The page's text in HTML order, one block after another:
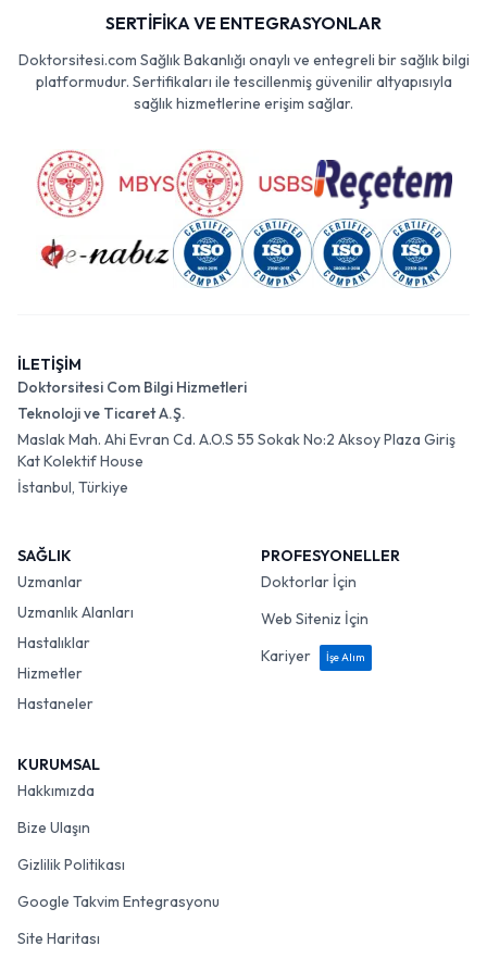
SERTİFİKA VE ENTEGRASYONLAR
Doktorsitesi.com Sağlık Bakanlığı onaylı ve entegreli bir sağlık bilgi
platformudur. Sertifikaları ile tescillenmiş güvenilir altyapısıyla
sağlık hizmetlerine erişim sağlar.
İLETİŞİM
Doktorsitesi Com Bilgi Hizmetleri
Teknoloji ve Ticaret A.Ş.
Maslak Mah. Ahi Evran Cd. A.O.S 55 Sokak No:2 Aksoy Plaza Giriş
Kat Kolektif House
İstanbul, Türkiye
SAĞLIK
Uzmanlar
Uzmanlık Alanları
Hastalıklar
Hizmetler
Hastaneler
PROFESYONELLER
Doktorlar İçin
Web Siteniz İçin
Kariyer
İşe Alım
KURUMSAL
Hakkımızda
Bize Ulaşın
Gizlilik Politikası
Google Takvim Entegrasyonu
Site Haritası